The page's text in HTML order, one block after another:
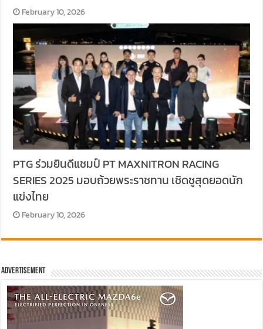
February 10, 2026
PTG ร่วมยินดีแชมป์ PT MAXNITRON RACING
SERIES 2025 มอบถ้วยพระราชทาน เชิดชูสุดยอดนัก
แข่งไทย
February 10, 2026
Advertisement